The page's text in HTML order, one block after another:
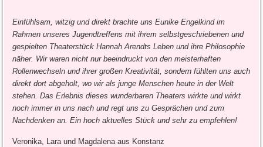
Einfühlsam, witzig und direkt brachte uns Eunike Engelkind im
Rahmen unseres Jugendtreffens mit ihrem selbstgeschriebenen und
gespielten Theaterstück Hannah Arendts Leben und ihre Philosophie
näher. Wir waren nicht nur beeindruckt von den meisterhaften
Rollenwechseln und ihrer großen Kreativität, sondern fühlten uns auch
direkt dort abgeholt, wo wir als junge Menschen heute in der Welt
stehen. Das Erlebnis dieses wunderbaren Theaters wirkte und wirkt
noch immer in uns nach und regt uns zu Gesprächen und zum
Nachdenken an. Ein hoch aktuelles Stück und sehr zu empfehlen!
Veronika, Lara und Magdalena aus Konstanz